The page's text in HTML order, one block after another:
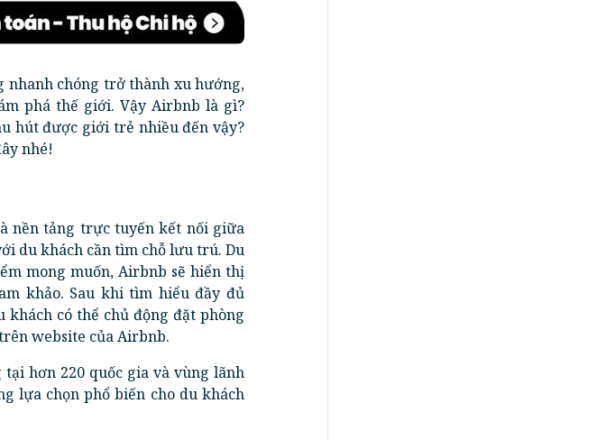
nhanh chóng trở thành xu hướng,
phá thế giới. Vậy Airbnb là gì?
hút được giới trẻ nhiều đến vậy?
nhé!
nền tảng trực tuyến kết nối giữa
du khách cần tìm chỗ lưu trú. Du
mong muốn, Airbnb sẽ hiển thị
khảo. Sau khi tìm hiểu đầy đủ
có thể chủ động đặt phòng
website của Airbnb.
hơn 220 quốc gia và vùng lãnh
lựa chọn phổ biến cho du khách